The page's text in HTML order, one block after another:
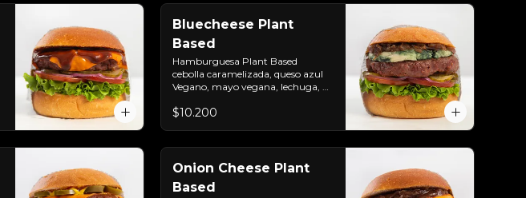
Bluecheese Plant
Based
Hamburguesa Plant Based
cebolla caramelizada, queso azul
Vegano, mayo vegana, lechuga,
pepinillos. Colocados sobre un pan
$10.200
Onion Cheese Plant
Based